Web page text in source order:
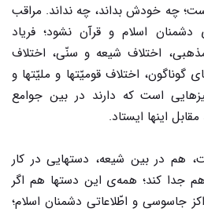
چه خودش بداند، چه نداند. مراقب
اسلام و قرآن نشود؛ فریاد
اختلاف شیعه و سنّی، اختلاف
اختلاف قومیّتها و ملیّتها و
است که دارند در بین جوامع
اینها ایستاد.
هم در بین شیعه، دستهایی در کار
هم جدا کند؛ همه‌ی این دستها هم اگر
جاسوسی و اطّلاعاتی دشمنان اسلام؛